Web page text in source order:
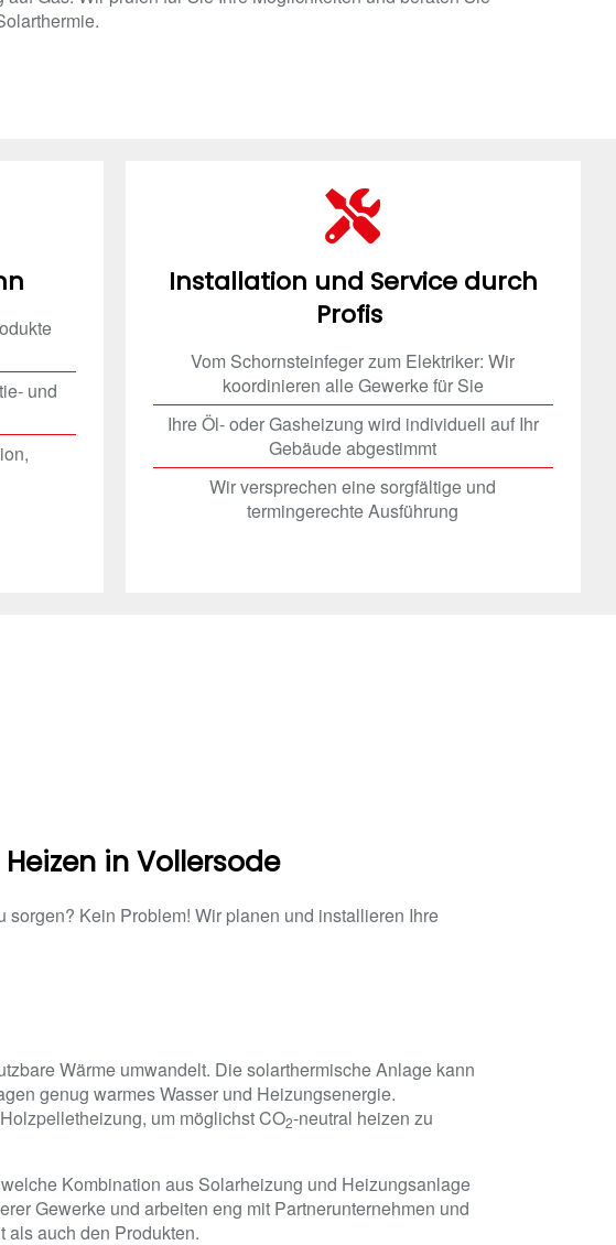
und
Installation und Service durch
Profis
Vom Schornsteinfeger zum Elektriker: Wir
koordinieren alle Gewerke für Sie
Ihre Öl- oder Gasheizung wird individuell auf Ihr
Gebäude abgestimmt
Wir versprechen eine sorgfältige und
termingerechte Ausführung
in Vollersode
Kein Problem! Wir planen und installieren Ihre
Wärme umwandelt. Die solarthermische Anlage kann
genug warmes Wasser und Heizungsenergie.
um möglichst CO2-neutral heizen zu
Kombination aus Solarheizung und Heizungsanlage
Gewerke und arbeiten eng mit Partnerunternehmen und
als auch den Produkten.